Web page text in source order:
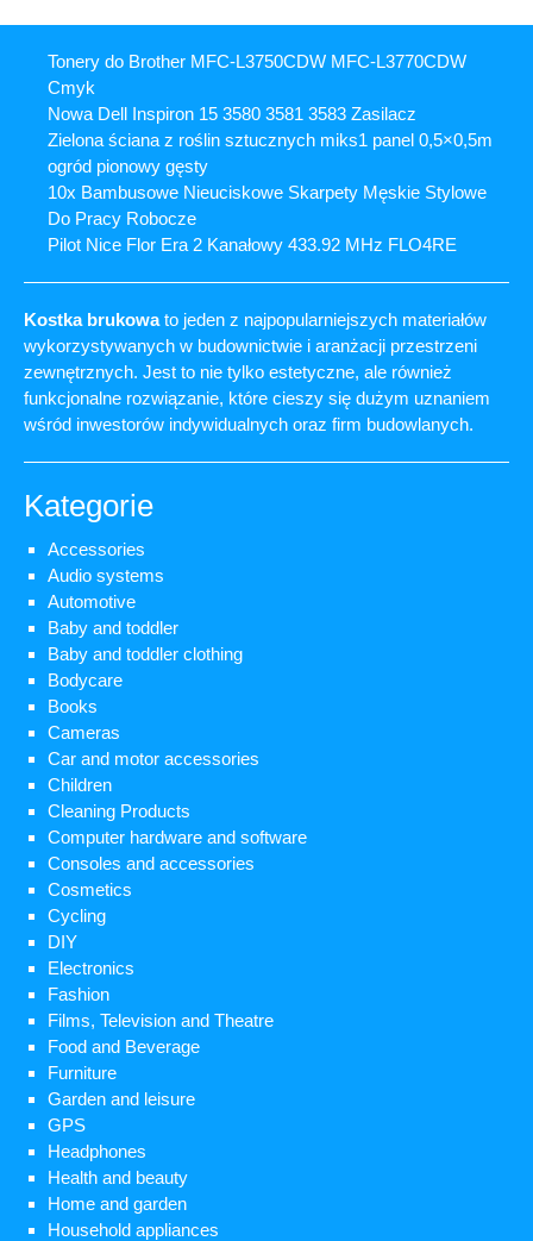
Tonery do Brother MFC-L3750CDW MFC-L3770CDW
Cmyk
Nowa Dell Inspiron 15 3580 3581 3583 Zasilacz
Zielona ściana z roślin sztucznych miks1 panel 0,5×0,5m
ogród pionowy gęsty
10x Bambusowe Nieuciskowe Skarpety Męskie Stylowe
Do Pracy Robocze
Pilot Nice Flor Era 2 Kanałowy 433.92 MHz FLO4RE
Kostka brukowato jeden z najpopularniejszych materiałów
wykorzystywanych w budownictwie i aranżacji przestrzeni
zewnętrznych. Jest to nie tylko estetyczne, ale również
funkcjonalne rozwiązanie, które cieszy się dużym uznaniem
wśród inwestorów indywidualnych oraz firm budowlanych.
Kategorie
Accessories
Audio systems
Automotive
Baby and toddler
Baby and toddler clothing
Bodycare
Books
Cameras
Car and motor accessories
Children
Cleaning Products
Computer hardware and software
Consoles and accessories
Cosmetics
Cycling
DIY
Electronics
Fashion
Films, Television and Theatre
Food and Beverage
Furniture
Garden and leisure
GPS
Headphones
Health and beauty
Home and garden
Household appliances